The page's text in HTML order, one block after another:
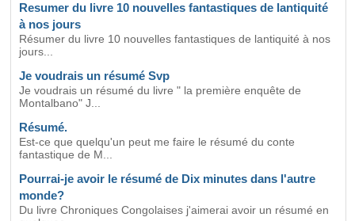
Resumer du livre 10 nouvelles fantastiques de lantiquité
à nos jours
Résumer du livre 10 nouvelles fantastiques de lantiquité à nos
jours...
Je voudrais un résumé Svp
Je voudrais un résumé du livre " la première enquête de
Montalbano" J...
Résumé.
Est-ce que quelqu'un peut me faire le résumé du conte
fantastique de M...
Pourrai-je avoir le résumé de Dix minutes dans l'autre
monde?
Du livre Chroniques Congolaises j'aimerai avoir un résumé en